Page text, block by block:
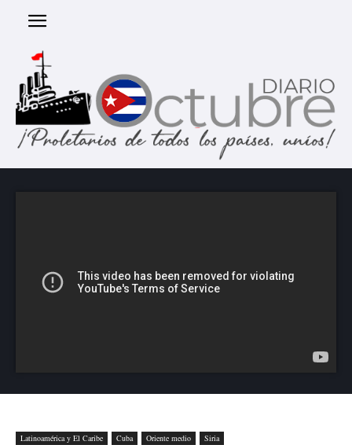
Latinoamérica y El Caribe Cuba Oriente medio Siria